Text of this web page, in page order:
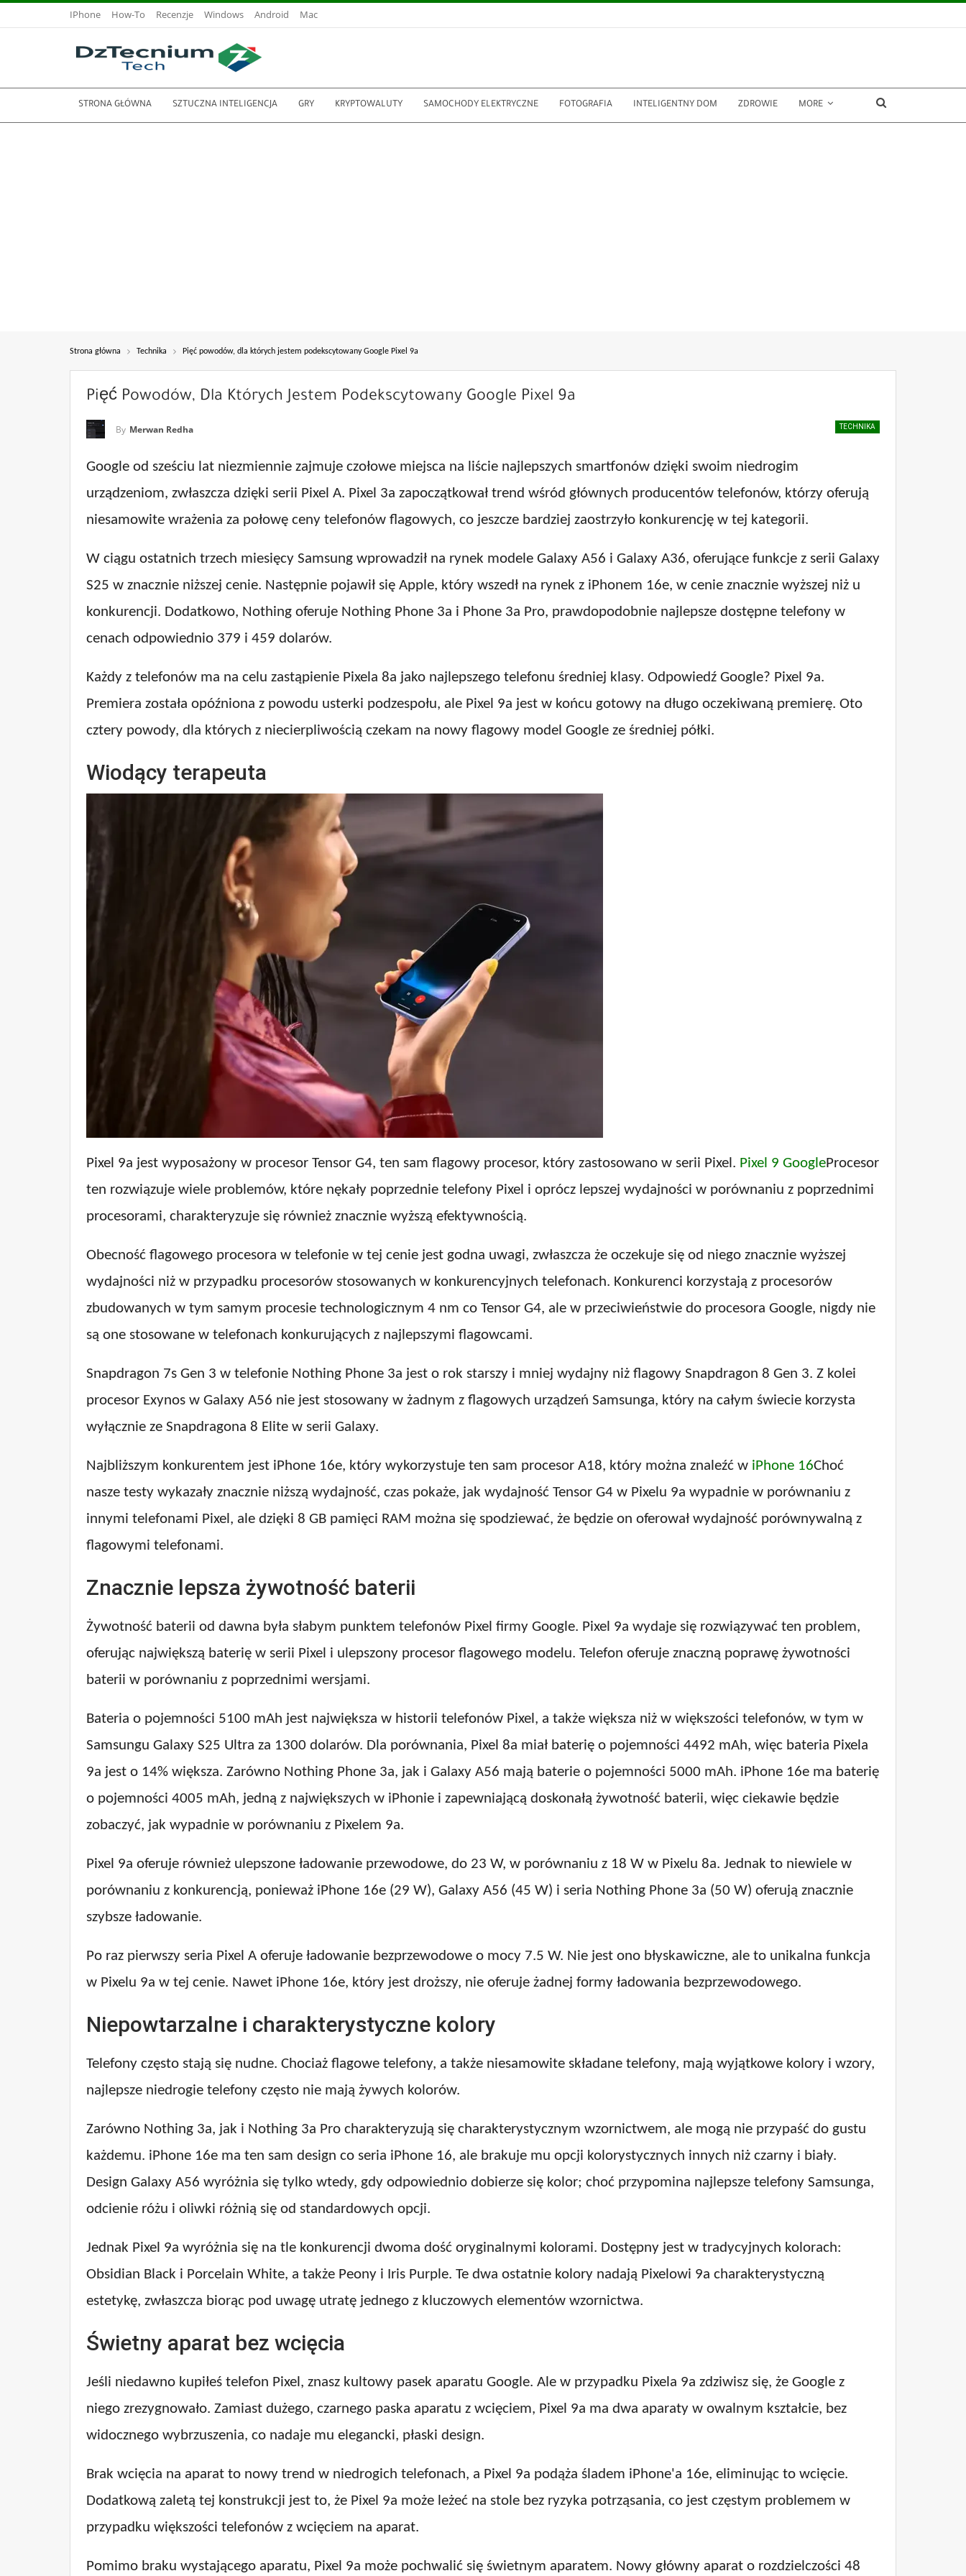
IPhone How-To Recenzje Windows Android Mac
STRONA GŁÓWNA SZTUCZNA INTELIGENCJA GRY KRYPTOWALUTY SAMOCHODY ELEKTRYCZNE FOTOGRAFIA INTELIGENTNY DOM ZDROWIE MORE
Strona główna Technika Pięć powodów, dla których jestem podekscytowany Google Pixel 9a
Pięć Powodów, Dla Których Jestem Podekscytowany Google Pixel 9a
TECHNIKA
By Merwan Redha
Google od sześciu lat niezmiennie zajmuje czołowe miejsca na liście najlepszych smartfonów dzięki swoim niedrogim
urządzeniom, zwłaszcza dzięki serii Pixel A. Pixel 3a zapoczątkował trend wśród głównych producentów telefonów, którzy oferują
niesamowite wrażenia za połowę ceny telefonów flagowych, co jeszcze bardziej zaostrzyło konkurencję w tej kategorii.
W ciągu ostatnich trzech miesięcy Samsung wprowadził na rynek modele Galaxy A56 i Galaxy A36, oferujące funkcje z serii Galaxy
S25 w znacznie niższej cenie. Następnie pojawił się Apple, który wszedł na rynek z iPhonem 16e, w cenie znacznie wyższej niż u
konkurencji. Dodatkowo, Nothing oferuje Nothing Phone 3a i Phone 3a Pro, prawdopodobnie najlepsze dostępne telefony w
cenach odpowiednio 379 i 459 dolarów.
Każdy z telefonów ma na celu zastąpienie Pixela 8a jako najlepszego telefonu średniej klasy. Odpowiedź Google? Pixel 9a.
Premiera została opóźniona z powodu usterki podzespołu, ale Pixel 9a jest w końcu gotowy na długo oczekiwaną premierę. Oto
cztery powody, dla których z niecierpliwością czekam na nowy flagowy model Google ze średniej półki.
Wiodący terapeuta
Pixel 9a jest wyposażony w procesor Tensor G4, ten sam flagowy procesor, który zastosowano w serii Pixel. Pixel 9 GoogleProcesor
ten rozwiązuje wiele problemów, które nękały poprzednie telefony Pixel i oprócz lepszej wydajności w porównaniu z poprzednimi
procesorami, charakteryzuje się również znacznie wyższą efektywnością.
Obecność flagowego procesora w telefonie w tej cenie jest godna uwagi, zwłaszcza że oczekuje się od niego znacznie wyższej
wydajności niż w przypadku procesorów stosowanych w konkurencyjnych telefonach. Konkurenci korzystają z procesorów
zbudowanych w tym samym procesie technologicznym 4 nm co Tensor G4, ale w przeciwieństwie do procesora Google, nigdy nie
są one stosowane w telefonach konkurujących z najlepszymi flagowcami.
Snapdragon 7s Gen 3 w telefonie Nothing Phone 3a jest o rok starszy i mniej wydajny niż flagowy Snapdragon 8 Gen 3. Z kolei
procesor Exynos w Galaxy A56 nie jest stosowany w żadnym z flagowych urządzeń Samsunga, który na całym świecie korzysta
wyłącznie ze Snapdragona 8 Elite w serii Galaxy.
Najbliższym konkurentem jest iPhone 16e, który wykorzystuje ten sam procesor A18, który można znaleźć w iPhone 16Choć
nasze testy wykazały znacznie niższą wydajność, czas pokaże, jak wydajność Tensor G4 w Pixelu 9a wypadnie w porównaniu z
innymi telefonami Pixel, ale dzięki 8 GB pamięci RAM można się spodziewać, że będzie on oferował wydajność porównywalną z
flagowymi telefonami.
Znacznie lepsza żywotność baterii
Żywotność baterii od dawna była słabym punktem telefonów Pixel firmy Google. Pixel 9a wydaje się rozwiązywać ten problem,
oferując największą baterię w serii Pixel i ulepszony procesor flagowego modelu. Telefon oferuje znaczną poprawę żywotności
baterii w porównaniu z poprzednimi wersjami.
Bateria o pojemności 5100 mAh jest największa w historii telefonów Pixel, a także większa niż w większości telefonów, w tym w
Samsungu Galaxy S25 Ultra za 1300 dolarów. Dla porównania, Pixel 8a miał baterię o pojemności 4492 mAh, więc bateria Pixela
9a jest o 14% większa. Zarówno Nothing Phone 3a, jak i Galaxy A56 mają baterie o pojemności 5000 mAh. iPhone 16e ma baterię
o pojemności 4005 mAh, jedną z największych w iPhonie i zapewniającą doskonałą żywotność baterii, więc ciekawie będzie
zobaczyć, jak wypadnie w porównaniu z Pixelem 9a.
Pixel 9a oferuje również ulepszone ładowanie przewodowe, do 23 W, w porównaniu z 18 W w Pixelu 8a. Jednak to niewiele w
porównaniu z konkurencją, ponieważ iPhone 16e (29 W), Galaxy A56 (45 W) i seria Nothing Phone 3a (50 W) oferują znacznie
szybsze ładowanie.
Po raz pierwszy seria Pixel A oferuje ładowanie bezprzewodowe o mocy 7.5 W. Nie jest ono błyskawiczne, ale to unikalna funkcja
w Pixelu 9a w tej cenie. Nawet iPhone 16e, który jest droższy, nie oferuje żadnej formy ładowania bezprzewodowego.
Niepowtarzalne i charakterystyczne kolory
Telefony często stają się nudne. Chociaż flagowe telefony, a także niesamowite składane telefony, mają wyjątkowe kolory i wzory,
najlepsze niedrogie telefony często nie mają żywych kolorów.
Zarówno Nothing 3a, jak i Nothing 3a Pro charakteryzują się charakterystycznym wzornictwem, ale mogą nie przypaść do gustu
każdemu. iPhone 16e ma ten sam design co seria iPhone 16, ale brakuje mu opcji kolorystycznych innych niż czarny i biały.
Design Galaxy A56 wyróżnia się tylko wtedy, gdy odpowiednio dobierze się kolor; choć przypomina najlepsze telefony Samsunga,
odcienie różu i oliwki różnią się od standardowych opcji.
Jednak Pixel 9a wyróżnia się na tle konkurencji dwoma dość oryginalnymi kolorami. Dostępny jest w tradycyjnych kolorach:
Obsidian Black i Porcelain White, a także Peony i Iris Purple. Te dwa ostatnie kolory nadają Pixelowi 9a charakterystyczną
estetykę, zwłaszcza biorąc pod uwagę utratę jednego z kluczowych elementów wzornictwa.
Świetny aparat bez wcięcia
Jeśli niedawno kupiłeś telefon Pixel, znasz kultowy pasek aparatu Google. Ale w przypadku Pixela 9a zdziwisz się, że Google z
niego zrezygnowało. Zamiast dużego, czarnego paska aparatu z wcięciem, Pixel 9a ma dwa aparaty w owalnym kształcie, bez
widocznego wybrzuszenia, co nadaje mu elegancki, płaski design.
Brak wcięcia na aparat to nowy trend w niedrogich telefonach, a Pixel 9a podąża śladem iPhone'a 16e, eliminując to wcięcie.
Dodatkową zaletą tej konstrukcji jest to, że Pixel 9a może leżeć na stole bez ryzyka potrząsania, co jest częstym problemem w
przypadku większości telefonów z wcięciem na aparat.
Pomimo braku wystającego aparatu, Pixel 9a może pochwalić się świetnym aparatem. Nowy główny aparat o rozdzielczości 48